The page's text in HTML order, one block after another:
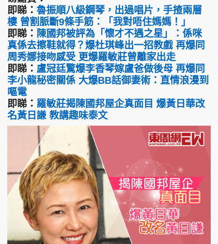
即睇： 魯振順八級鋼琴，出過唱片，手揸兩層
樓 曾割脈斷9條手筋：「我對唔住媽媽！」
即睇： 陳國邦被評為「懷才不遇之星」：係咪
真係去擦鞋就得？爆杜琪峰出一招教戲 再爆同
周秀娜接吻感受 更爆羅敏莊曾離家出走
即睇： 盧冠廷驚爆李香琴嫁盧爸做後母 再爆同
李小龍秘密關係 大爆BB話御妻術：直情浪漫到
嘔電
即睇： 羅敏莊揭陳國邦屋企真面目 爆黃日華改
名黃日謙 教講趣味泰文